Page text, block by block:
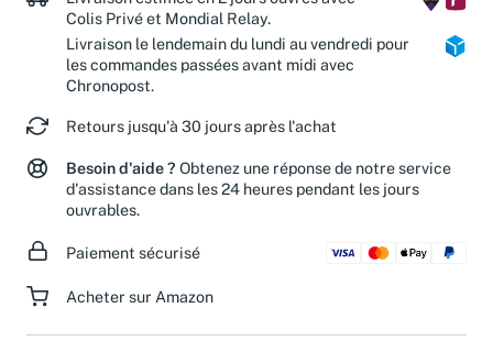
Colis Privé et Mondial Relay.
Livraison le lendemain du lundi au vendredi pour
les commandes passées avant midi avec
Chronopost.
Retours jusqu'à 30 jours après l'achat
Besoin d'aide ? Obtenez une réponse de notre service
d'assistance dans les 24 heures pendant les jours
ouvrables.
Paiement sécurisé
Acheter sur Amazon